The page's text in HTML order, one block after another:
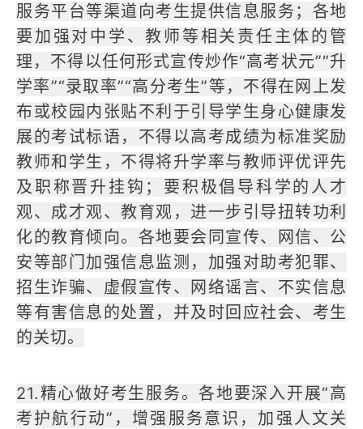
服务平台等渠道向考生提供信息服务；各地
要加强对中学、教师等相关责任主体的管
理，不得以任何形式宣传炒作“高考状元”“升
学率”“录取率”“高分考生”等，不得在网上发
布或校园内张贴不利于引导学生身心健康发
展的考试标语，不得以高考成绩为标准奖励
教师和学生，不得将升学率与教师评优评先
及职称晋升挂钩；要积极倡导科学的人才
观、成才观、教育观，进一步引导扭转功利
化的教育倾向。各地要会同宣传、网信、公
安等部门加强信息监测，加强对助考犯罪、
招生诈骗、虚假宣传、网络谣言、不实信息
等有害信息的处置，并及时回应社会、考生
的关切。
21.精心做好考生服务。各地要深入开展“高
考护航行动”，增强服务意识，加强人文关